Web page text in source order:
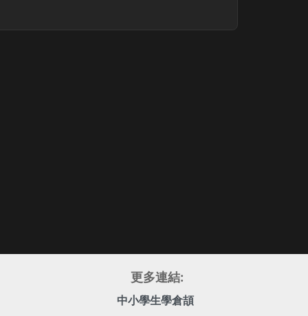
更多連結:
中小學生學倉頡